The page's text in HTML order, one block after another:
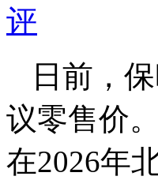
评
日前，
议零售价
在2026年